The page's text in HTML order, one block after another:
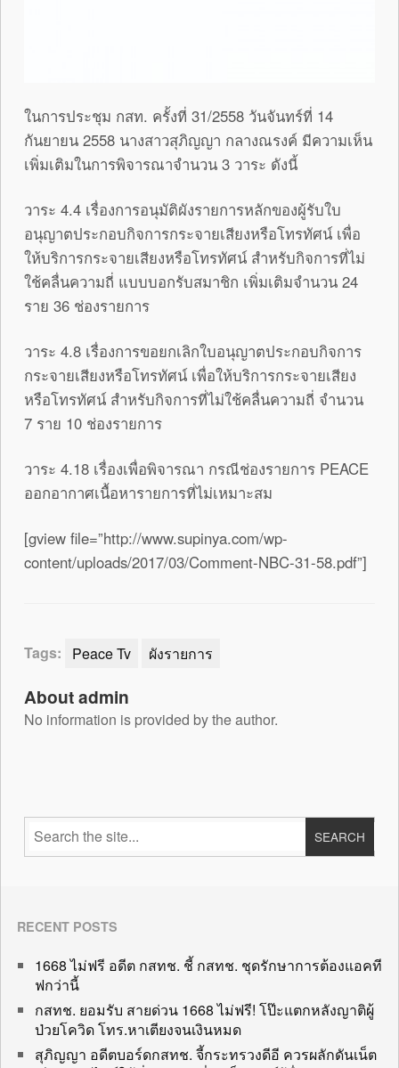
ในการประชุม กสท. ครั้งที่ 31/2558 วันจันทร์ที่ 14
กันยายน 2558 นางสาวสุภิญญา กลางณรงค์ มีความเห็น
เพิ่มเติมในการพิจารณาจำนวน 3 วาระ ดังนี้
วาระ 4.4 เรื่องการอนุมัติผังรายการหลักของผู้รับใบ
อนุญาตประกอบกิจการกระจายเสียงหรือโทรทัศน์ เพื่อ
ให้บริการกระจายเสียงหรือโทรทัศน์ สำหรับกิจการที่ไม่
ใช้คลื่นความถี่ แบบบอกรับสมาชิก เพิ่มเติมจำนวน 24
ราย 36 ช่องรายการ
วาระ 4.8 เรื่องการขอยกเลิกใบอนุญาตประกอบกิจการ
กระจายเสียงหรือโทรทัศน์ เพื่อให้บริการกระจายเสียง
หรือโทรทัศน์ สำหรับกิจการที่ไม่ใช้คลื่นความถี่ จำนวน
7 ราย 10 ช่องรายการ
วาระ 4.18 เรื่องเพื่อพิจารณา กรณีช่องรายการ PEACE
ออกอากาศเนื้อหารายการที่ไม่เหมาะสม
[gview file=”http://www.supinya.com/wp-
content/uploads/2017/03/Comment-NBC-31-58.pdf”]
Tags: Peace Tv ผังรายการ
About admin
No information is provided by the author.
RECENT POSTS
1668 ไม่ฟรี อดีต กสทช. ชี้ กสทช. ชุดรักษาการต้องแอคที
ฟกว่านี้
กสทช. ยอมรับ สายด่วน 1668 ไม่ฟรี! โป๊ะแตกหลังญาติผู้
ป่วยโควิด โทร.หาเตียงจนเงินหมด
สุภิญญา อดีตบอร์ดกสทช. จี้กระทรวงดีอี ควรผลักดันเน็ต